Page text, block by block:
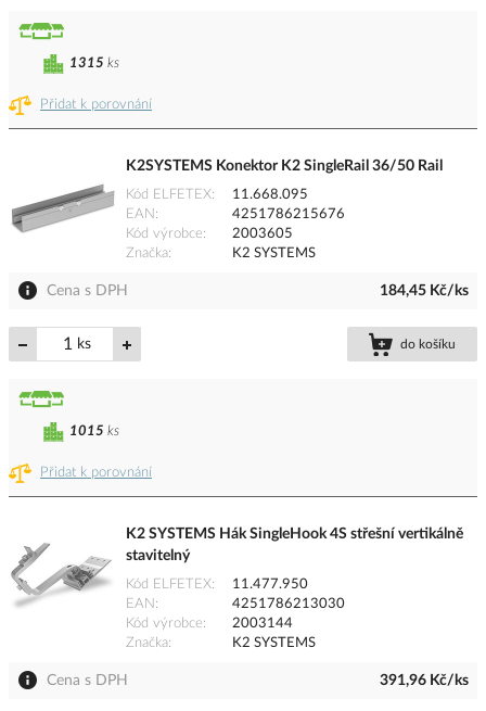
Přidat k porovnání
1315 ks
K2SYSTEMS Konektor K2 SingleRail 36/50 Rail
Kód ELFETEX
11.668.095
EAN
4251786215676
Kód výrobce
2003605
Značka
K2 SYSTEMS
Cena s DPH 184,45 Kč/ks
ks do košíku
Přidat k porovnání
1015 ks
K2 SYSTEMS Hák SingleHook 4S střešní vertikálně
stavitelný
Kód ELFETEX
11.477.950
EAN
4251786213030
Kód výrobce
2003144
Značka
K2 SYSTEMS
Cena s DPH 391,96 Kč/ks